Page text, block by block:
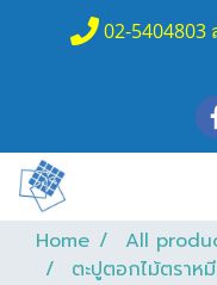
02-5404803
Home All
ตะปูตอกไม้ตราห